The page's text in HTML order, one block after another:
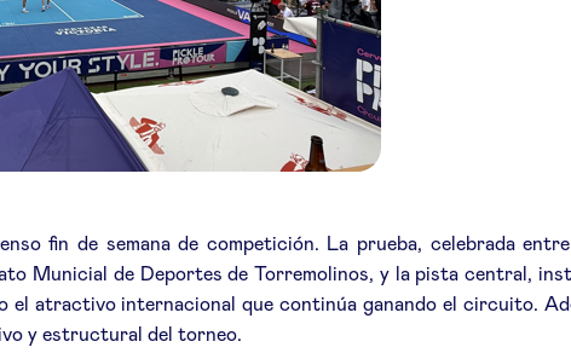
fin de semana de competición. La prueba, celebrada
Municial de Deportes de Torremolinos, y la pista central,
el atractivo internacional que continúa ganando el circuito.
y estructural del torneo.